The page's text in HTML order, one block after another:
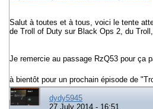
Salut à toutes et à tous, voici le tente
de Troll of Duty sur Black Ops 2, du
Je remercie au passage RzQ53 pour ça
à bientôt pour un prochain épisode de
dydy5945
27 July 2014 - 16:51